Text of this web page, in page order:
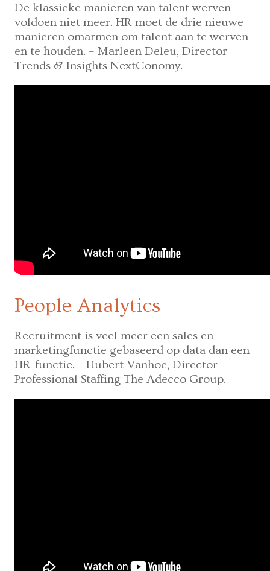
De klassieke manieren van talent werven
voldoen niet meer. HR moet de drie nieuwe
manieren omarmen om talent aan te werven
en te houden. – Marleen Deleu, Director
Trends & Insights NextConomy.
People Analytics
Recruitment is veel meer een sales en
marketingfunctie gebaseerd op data dan een
HR-functie. – Hubert Vanhoe, Director
Professional Staffing The Adecco Group.